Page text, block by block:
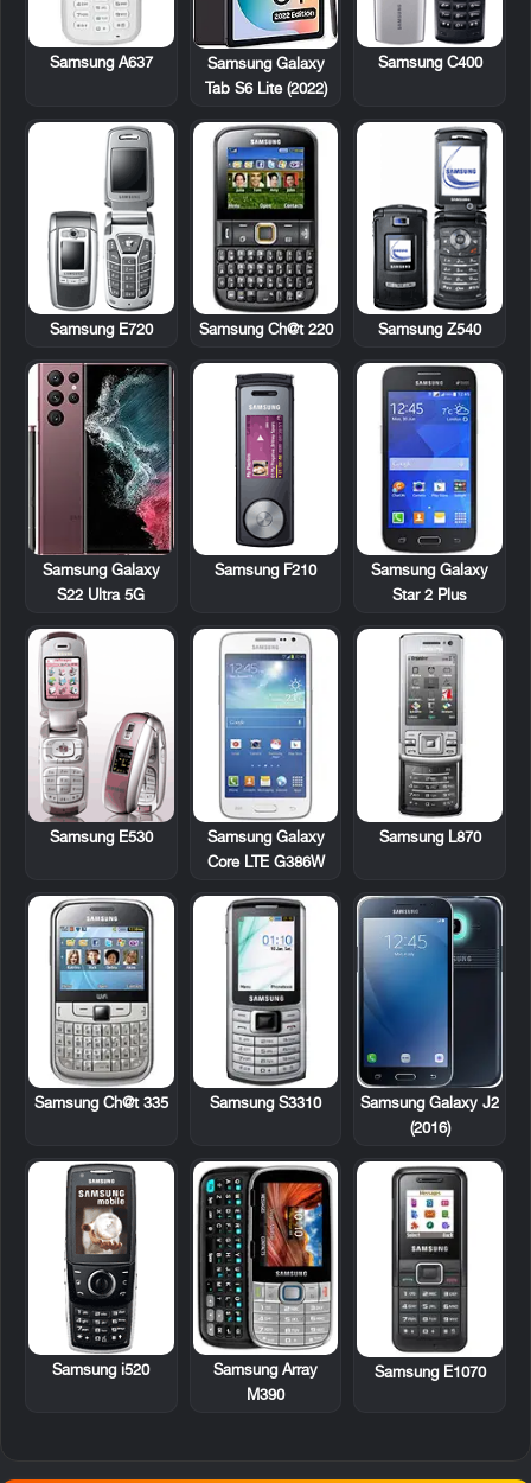
Samsung C400
Samsung Galaxy
Tab S6 Lite (2022)
Samsung A637
Samsung Z540
Samsung Ch@t 220
Samsung E720
Samsung Galaxy
Star 2 Plus
Samsung F210
Samsung Galaxy
S22 Ultra 5G
Samsung L870
Samsung Galaxy
Core LTE G386W
Samsung E530
Samsung Galaxy J2
(2016)
Samsung S3310
Samsung Ch@t 335
Samsung E1070
Samsung Array
M390
Samsung i520